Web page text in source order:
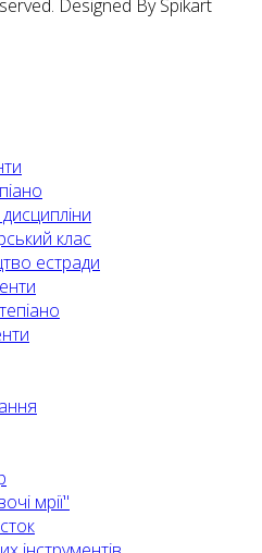
Designed By Spikart
клас
естради
мрії"